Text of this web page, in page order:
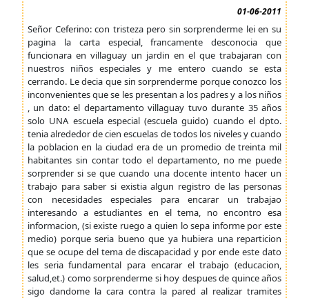
01-06-2011
Señor Ceferino: con tristeza pero sin sorprenderme lei en su
pagina la carta especial, francamente desconocia que
funcionara en villaguay un jardin en el que trabajaran con
nuestros niños especiales y me entero cuando se esta
cerrando. Le decia que sin sorprenderme porque conozco los
inconvenientes que se les presentan a los padres y a los niños
, un dato: el departamento villaguay tuvo durante 35 años
solo UNA escuela especial (escuela guido) cuando el dpto.
tenia alrededor de cien escuelas de todos los niveles y cuando
la poblacion en la ciudad era de un promedio de treinta mil
habitantes sin contar todo el departamento, no me puede
sorprender si se que cuando una docente intento hacer un
trabajo para saber si existia algun registro de las personas
con necesidades especiales para encarar un trabajao
interesando a estudiantes en el tema, no encontro esa
informacion, (si existe ruego a quien lo sepa informe por este
medio) porque seria bueno que ya hubiera una reparticion
que se ocupe del tema de discapacidad y por ende este dato
les seria fundamental para encarar el trabajo (educacion,
salud,et.) como sorprenderme si hoy despues de quince años
sigo dandome la cara contra la pared al realizar tramites